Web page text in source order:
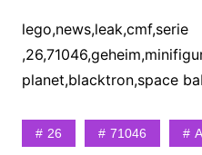
lego,news,leak,cmf,serie
planet,blacktron,space
26 71046